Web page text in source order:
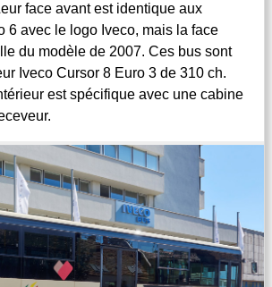
face avant est identique aux
6 avec le logo Iveco, mais la face
du modèle de 2007. Ces bus sont
Iveco Cursor 8 Euro 3 de 310 ch.
est spécifique avec une cabine